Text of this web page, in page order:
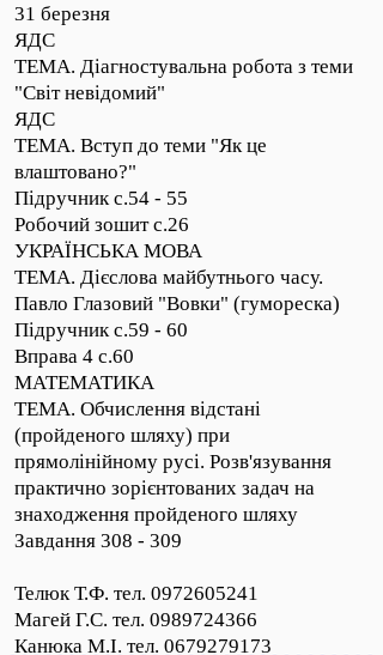
31 березня
ЯДС
ТЕМА. Діагностувальна робота з теми
"Світ невідомий"
ЯДС
ТЕМА. Вступ до теми "Як це
влаштовано?"
Підручник с.54 - 55
Робочий зошит с.26
УКРАЇНСЬКА МОВА
ТЕМА. Дієслова майбутнього часу.
Павло Глазовий "Вовки" (гумореска)
Підручник с.59 - 60
Вправа 4 с.60
МАТЕМАТИКА
ТЕМА. Обчислення відстані
(пройденого шляху) при
прямолінійному русі. Розв'язування
практично зорієнтованих задач на
знаходження пройденого шляху
Завдання 308 - 309
Телюк Т.Ф. тел. 0972605241
Магей Г.С. тел. 0989724366
Канюка М.І. тел. 0679279173